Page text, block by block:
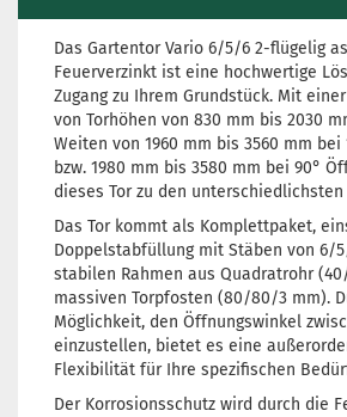
Das Gartentor Vario 6/5/6 2-flügelig
Feuerverzinkt ist eine hochwertige
Zugang zu Ihrem Grundstück. Mit
von Torhöhen von 830 mm bis 2030
Weiten von 1960 mm bis 3560 mm bei
bzw. 1980 mm bis 3580 mm bei 90°
dieses Tor zu den
Das Tor kommt als Komplettpaket,
Doppelstabfüllung mit Stäben von 6/
stabilen Rahmen aus Quadratrohr
massiven Torpfosten (80/80/3 mm).
Möglichkeit, den Öffnungswinkel
einzustellen, bietet es eine
Flexibilität für Ihre spezifischen
Der Korrosionsschutz wird durch die